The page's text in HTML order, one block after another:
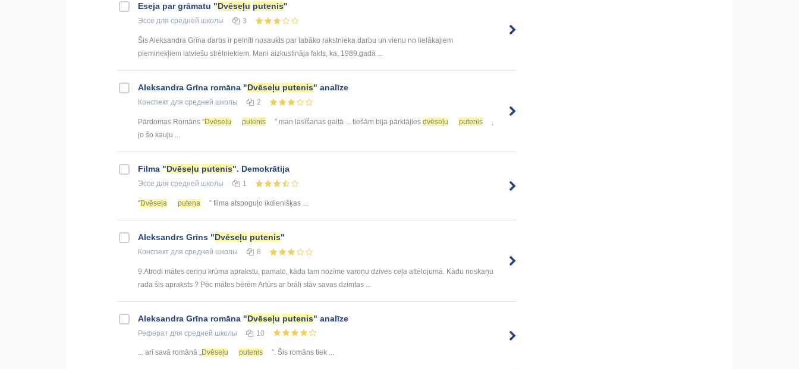
Eseja par grāmatu "Dvēseļu putenis"
Эссе для средней школы 3
Šis Aleksandra Grīna darbs ir pelnīti nosaukts par labāko rakstnieka darbu un vienu no lielākajiem
pieminekļiem latviešu strēlniekiem. Mani aizkustināja fakts, ka, 1989.gadā ...
Aleksandra Grīna romāna "Dvēseļu putenis" analīze
Конспект для средней школы 2
Pārdomas Romāns “Dvēseļu putenis ” man lasīšanas gaitā ... tiešām bija pārklājies dvēseļu putenis
,
jo šo kauju ...
Filma "Dvēseļu putenis". Demokrātija
Эссе для средней школы 1
“Dvēseļa puteņa ” filma atspoguļo ikdienišķas ...
Aleksandrs Grīns "Dvēseļu putenis"
Конспект для средней школы 8
9.Atrodi mātes ceriņu krūma aprakstu, pamato, kāda tam nozīme varoņu dzīves ceļa attēlojumā. Kādu noskaņu
rada šis apraksts ? Pēc mātes bērēm Artūrs ar brāli stāv savas dzimtas ...
Aleksandra Grīna romāna "Dvēseļu putenis" analīze
Реферат для средней школы 10
... arī savā romānā „Dvēseļu putenis ”. Šis romāns tiek ...